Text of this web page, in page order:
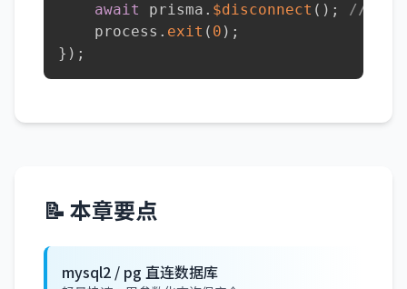
await
prisma . $disconnect ( ) ;
//
    process
. exit ( 0 ) ;
} ) ;
📝 本章要点
mysql2 / pg 直连数据库